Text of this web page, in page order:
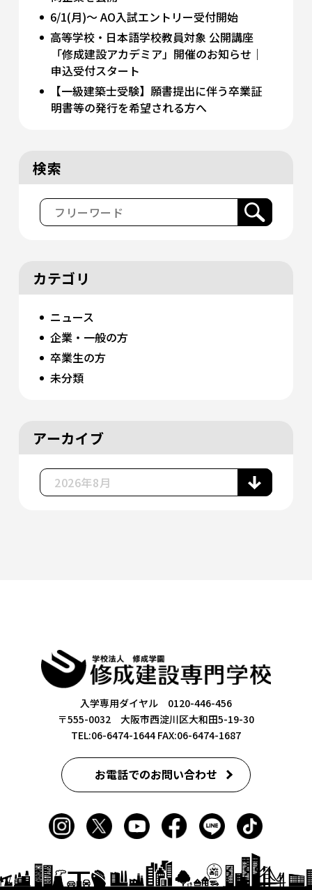
6/1(月)～ AO入試エントリー受付開始
高等学校・日本語学校教員対象 公開講座
「修成建設アカデミア」開催のお知らせ｜
申込受付スタート
【一級建築士受験】願書提出に伴う卒業証
明書等の発行を希望される方へ
検索
カテゴリ
ニュース
企業・一般の方
卒業生の方
未分類
アーカイブ
入学専用ダイヤル 0120-446-456
〒555-0032 大阪市西淀川区大和田5-19-30
TEL:06-6474-1644FAX:06-6474-1687
お電話でのお問い合わせ